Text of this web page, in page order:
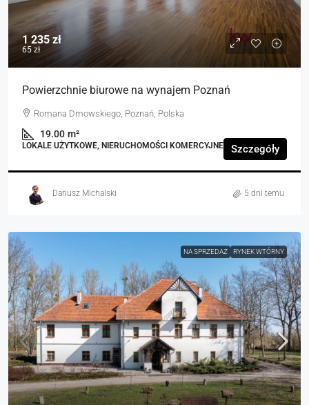
1 235 zł
65 zł
Powierzchnie biurowe na wynajem Poznań
Romana Dmowskiego, Poznań, Polska
19.00 m²
LOKALE UŻYTKOWE, NIERUCHOMOŚCI KOMERCYJNE Szczegóły
Dariusz Michalski 5 dni temu
NA SPRZEDAŻ RYNEK WTÓRNY